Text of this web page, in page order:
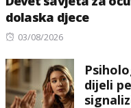
dolaska djece
Posted
03/08/2026
dijeli